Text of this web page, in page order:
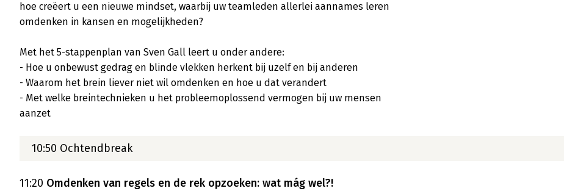
hoe creëert u een nieuwe mindset, waarbij uw teamleden allerlei aannames leren
omdenken in kansen en mogelijkheden?
Met het 5-stappenplan van Sven Gall leert u onder andere:
- Hoe u onbewust gedrag en blinde vlekken herkent bij uzelf en bij anderen
- Waarom het brein liever niet wil omdenken en hoe u dat verandert
- Met welke breintechnieken u het probleemoplossend vermogen bij uw mensen
aanzet
10:50 Ochtendbreak
11:20 Omdenken van regels en de rek opzoeken: wat mág wel?!